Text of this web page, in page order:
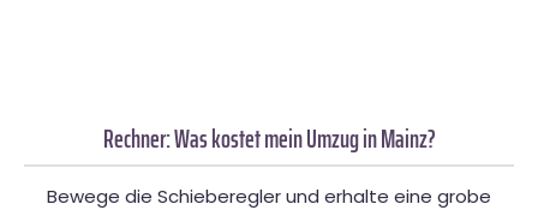
Rechner: Was kostet mein Umzug in Mainz?
Bewege die Schieberegler und erhalte eine grobe